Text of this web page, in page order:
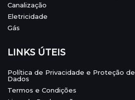
Canalização
Eletricidade
Gás
LINKS ÚTEIS
Política de Privacidade e Proteção de
Dados
Termos e Condições